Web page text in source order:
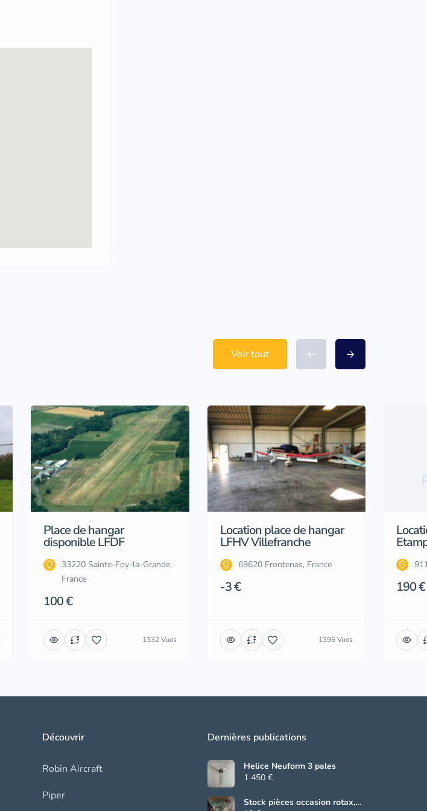
Voir tout
Place de hangar
disponible LFDF
33220 Sainte-Foy-la-Grande,
France
100 €
1332 Vues
Location place de hangar
LFHV Villefranche
69620 Frontenas, France
-3 €
1396 Vues
190 €
Découvrir
Robin Aircraft
Piper
Dernières publications
Helice Neuform 3 pales
1 450 €
Stock pièces occasion rotax,